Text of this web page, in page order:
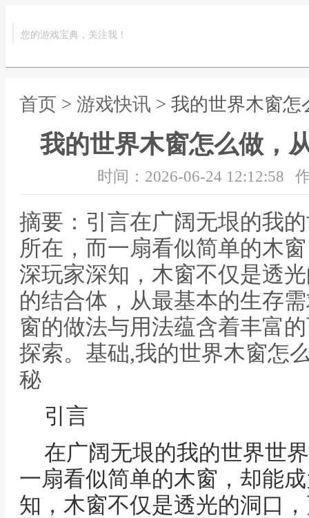
您的游戏宝典，关注我！
首页 > 游戏快讯 > 我的世界木窗
我的世界木窗怎么做，
时间：2026-06-24 12:12:58
摘要：引言在广阔无垠的我
所在，而一扇看似简单的木
深玩家深知，木窗不仅是透
的结合体，从最基本的生存
窗的做法与用法蕴含着丰富
探索。基础,我的世界木窗怎
秘
引言
在广阔无垠的我的世界世
一扇看似简单的木窗，却能
知，木窗不仅是透光的洞口